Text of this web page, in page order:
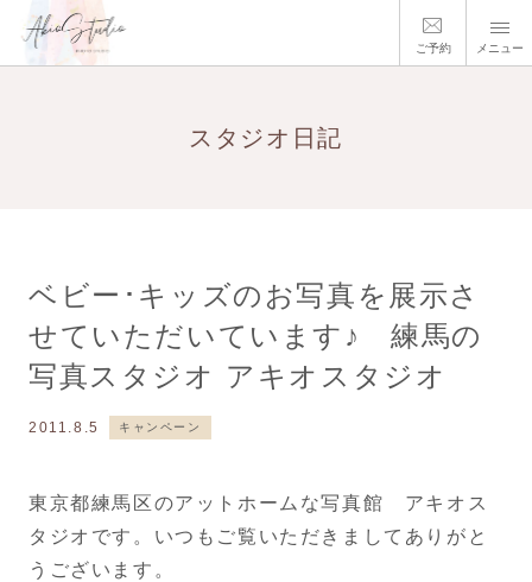
ご予約 メニュー
スタジオ日記
ベビー･キッズのお写真を展示さ
せていただいています♪ 練馬の
写真スタジオ アキオスタジオ
2011.8.5 キャンペーン
東京都練馬区のアットホームな写真館 アキオス
タジオです。いつもご覧いただきましてありがと
うございます。